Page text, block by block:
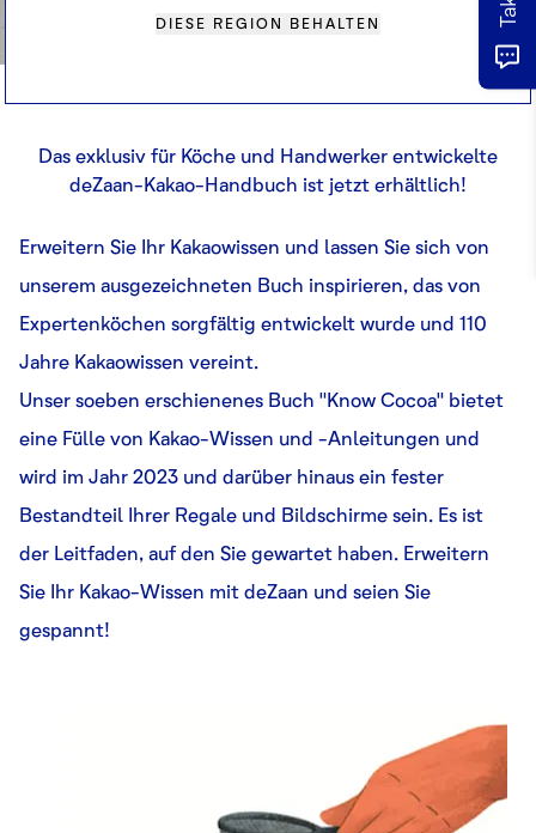
DIESE REGION BEHALTEN
Das exklusiv für Köche und Handwerker entwickelte
deZaan-Kakao-Handbuch ist jetzt erhältlich!
Erweitern Sie Ihr Kakaowissen und lassen Sie sich von
unserem ausgezeichneten Buch inspirieren, das von
Expertenköchen sorgfältig entwickelt wurde und 110
Jahre Kakaowissen vereint.
Unser soeben erschienenes Buch "Know Cocoa" bietet
eine Fülle von Kakao-Wissen und -Anleitungen und
wird im Jahr 2023 und darüber hinaus ein fester
Bestandteil Ihrer Regale und Bildschirme sein. Es ist
der Leitfaden, auf den Sie gewartet haben. Erweitern
Sie Ihr Kakao-Wissen mit deZaan und seien Sie
gespannt!